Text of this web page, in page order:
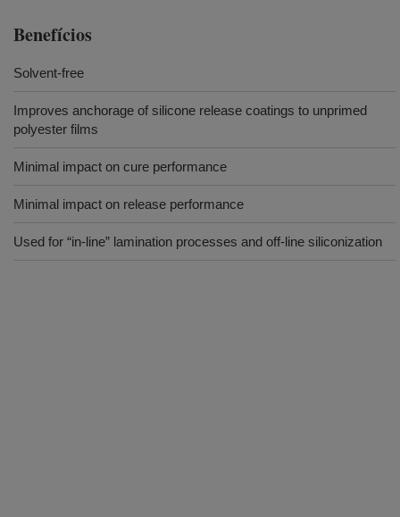
Benefícios
Solvent-free
Improves anchorage of silicone release coatings to unprimed
polyester films
Minimal impact on cure performance
Minimal impact on release performance
Used for “in-line” lamination processes and off-line siliconization